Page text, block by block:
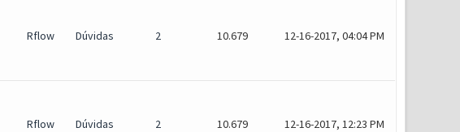
Rflow Dúvidas 2 10.679 12-16-2017, 04:04 PM
Rflow Dúvidas 2 10.679 12-16-2017, 12:23 PM